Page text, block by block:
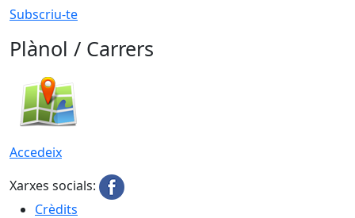
Subscriu-te
Plànol / Carrers
Accedeix
Xarxes socials:
Crèdits